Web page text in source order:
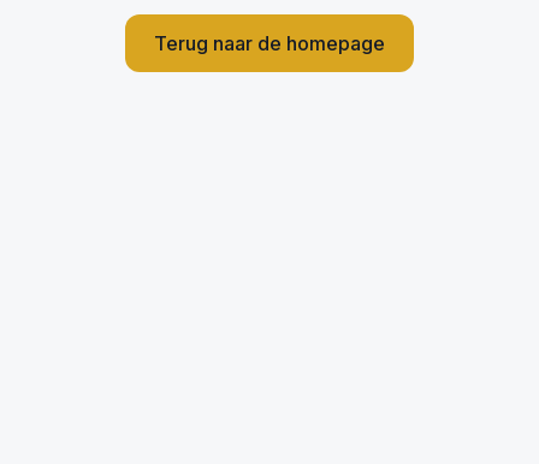
Terug naar de homepage